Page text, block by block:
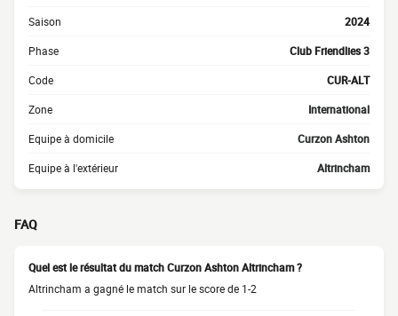
Saison 2024
Phase Club Friendlies 3
Code CUR-ALT
Zone International
Equipe à domicile Curzon Ashton
Equipe à l'extérieur Altrincham
FAQ
Quel est le résultat du match Curzon Ashton Altrincham ?
Altrincham a gagné le match sur le score de 1-2